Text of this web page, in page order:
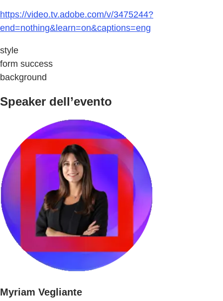
https://video.tv.adobe.com/v/3475244?
end=nothing&learn=on&captions=eng
style
form success
background
Speaker dell’evento
Myriam Vegliante